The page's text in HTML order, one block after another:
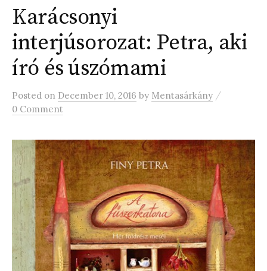
Karácsonyi
interjúsorozat: Petra, aki
író és úszómami
Posted on December 10, 2016 by Mentasárkány /
0 Comment